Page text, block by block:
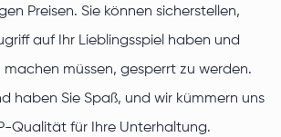
Preisen. Sie können sicherstellen,
auf Ihr Lieblingsspiel haben und
machen müssen, gesperrt zu werden.
haben Sie Spaß, und wir kümmern uns
Qualität für Ihre Unterhaltung.